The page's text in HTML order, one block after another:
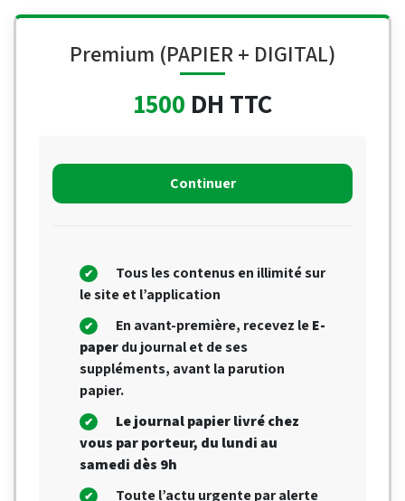
Premium (PAPIER + DIGITAL)
1500 DH TTC
Continuer
Tous les contenus en illimité sur
le site et l’application
En avant-première, recevez leE-
paperdu journal et de ses
suppléments, avant la parution
papier.
Le journal papier livré chez
vous par porteur, du lundi au
samedi dès 9h
Toute l’actu urgente par alerte